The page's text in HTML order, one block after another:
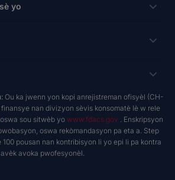
yo
yo
yo
Ou ka jwenn yon kopi anrejistreman ofisyèl (CH-
nan divizyon sèvis konsomatè lè w rele
oswa sou sitwèb yo www.fdacs.gov . Enskripsyon
oswa rekòmandasyon pa eta a. Step
100 pousan nan kontribisyon li yo epi li pa kontra
avèk avoka pwofesyonèl.